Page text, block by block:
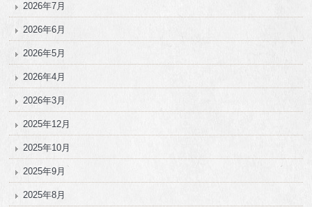
2026年7月
2026年6月
2026年5月
2026年4月
2026年3月
2025年12月
2025年10月
2025年9月
2025年8月